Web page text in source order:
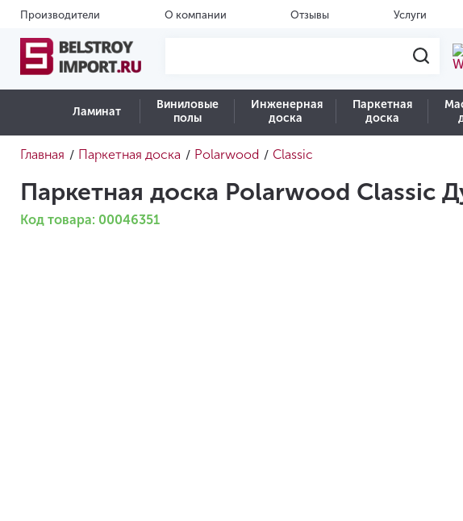
Производители О компании Отзывы Услуги
Ламинат
Виниловые
полы
Инженерная
доска
Паркетная
доска
Главная / Паркетная доска / Polarwood / Classic
Паркетная доска Polarwood Classic
Код товара: 00046351